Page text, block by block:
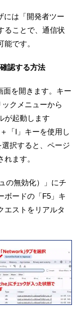
には「開発者ツー
ることで、通信状
です。
認する方法
面を開きます。キー
クメニューから
が起動します
「I」キーを使用し
択すると、ページ
ます。
の無効化）」にチ
ボードの「F5」キ
エストをリアルタ